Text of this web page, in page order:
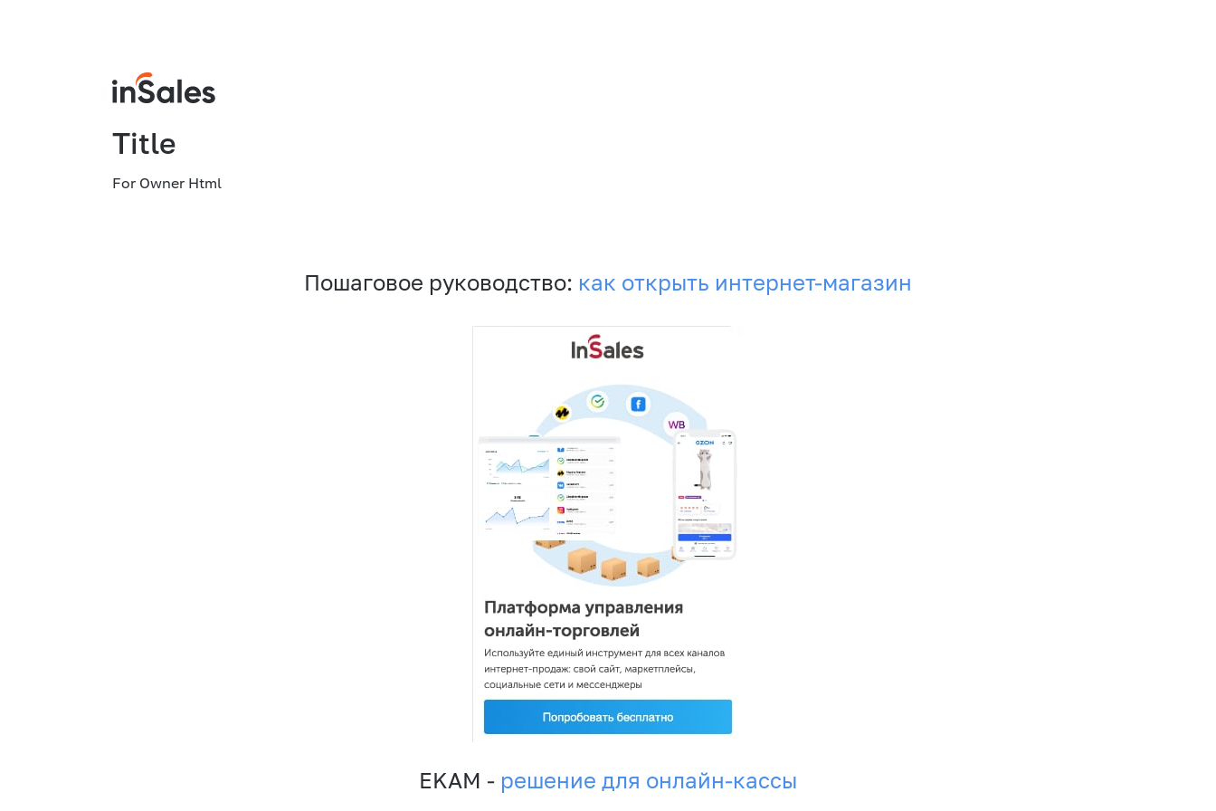
Title
For Owner Html
Пошаговое руководство: как открыть интернет-магазин
EKAM - решение для онлайн-кассы